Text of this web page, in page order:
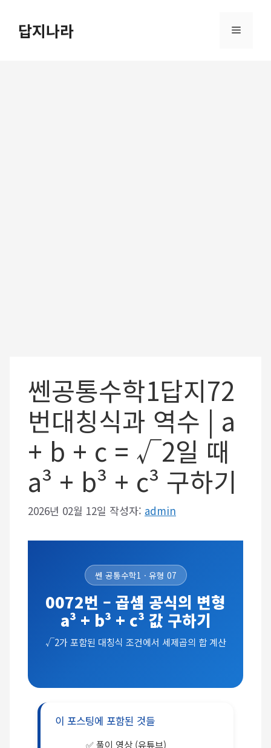
답지나라 메
쎈공통수학1답지72
번대칭식과 역수 | a
+ b + c = √2일 때
a³ + b³ + c³ 구하기
2026년 02월 12일 작성자: admin
쎈 공통수학1 · 유형 07
0072번 – 곱셈 공식의 변형
a³ + b³ + c³ 값 구하기
√2가 포함된 대칭식 조건에서 세제곱의 합 계산
이 포스팅에 포함된 것들
풀이 영상 (유튜브)